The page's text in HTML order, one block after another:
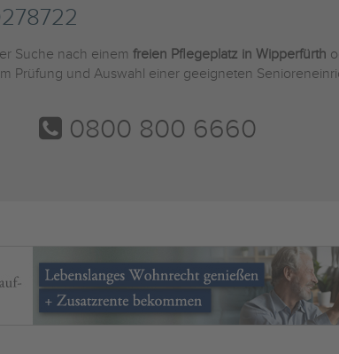
Suche nach einem freien Pflegeplatz in Wipperfürth
Prüfung und Auswahl einer geeigneten
0800 800 6660